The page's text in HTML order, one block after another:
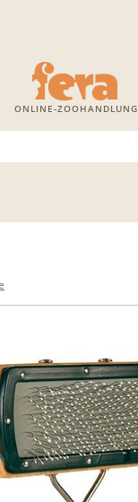
ONLINE-ZOOHANDLUNG